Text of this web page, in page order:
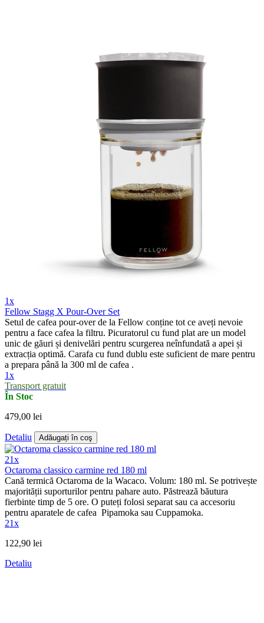
1x
Fellow Stagg X Pour-Over Set
Setul de cafea pour-over de la Fellow conține tot ce aveți nevoie
pentru a face cafea la filtru. Picuratorul cu fund plat are un model
unic de găuri și denivelări pentru scurgerea neînfundată a apei și
extracția optimă. Carafa cu fund dublu este suficient de mare pentru
a prepara până la 300 ml de cafea .
1x
Transport gratuit
În Stoc
479,00 lei
Detaliu Adăugați în coş
21x
Octaroma classico carmine red 180 ml
Cană termică Octaroma de la Wacaco. Volum: 180 ml. Se potrivește
majorității suporturilor pentru pahare auto. Păstrează băutura
fierbinte timp de 5 ore. O puteți folosi separat sau ca accesoriu
pentru aparatele de cafea Pipamoka sau Cuppamoka.
21x
122,90 lei
Detaliu